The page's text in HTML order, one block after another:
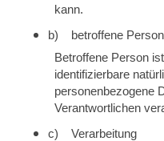
kann.
b) betroffene Person
Betroffene Person
identifizierbare
personenbezogene
Verantwortlichen
c) Verarbeitung